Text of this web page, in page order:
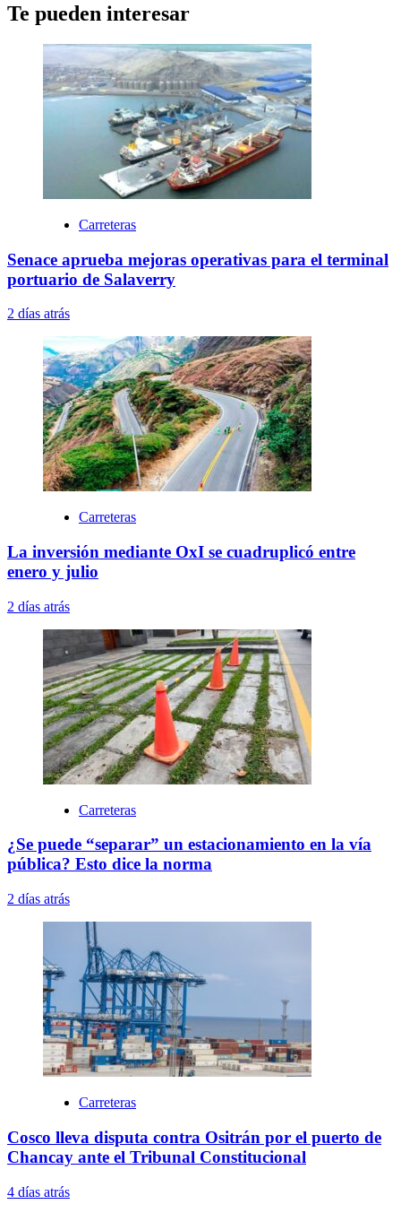
Te pueden interesar
Carreteras
Senace aprueba mejoras operativas para el terminal
portuario de Salaverry
2 días atrás
Carreteras
La inversión mediante OxI se cuadruplicó entre
enero y julio
2 días atrás
Carreteras
¿Se puede “separar” un estacionamiento en la vía
pública? Esto dice la norma
2 días atrás
Carreteras
Cosco lleva disputa contra Ositrán por el puerto de
Chancay ante el Tribunal Constitucional
4 días atrás